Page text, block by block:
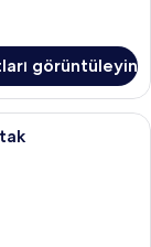
görüntüleyin
Yataklı Oda, 2 Tek